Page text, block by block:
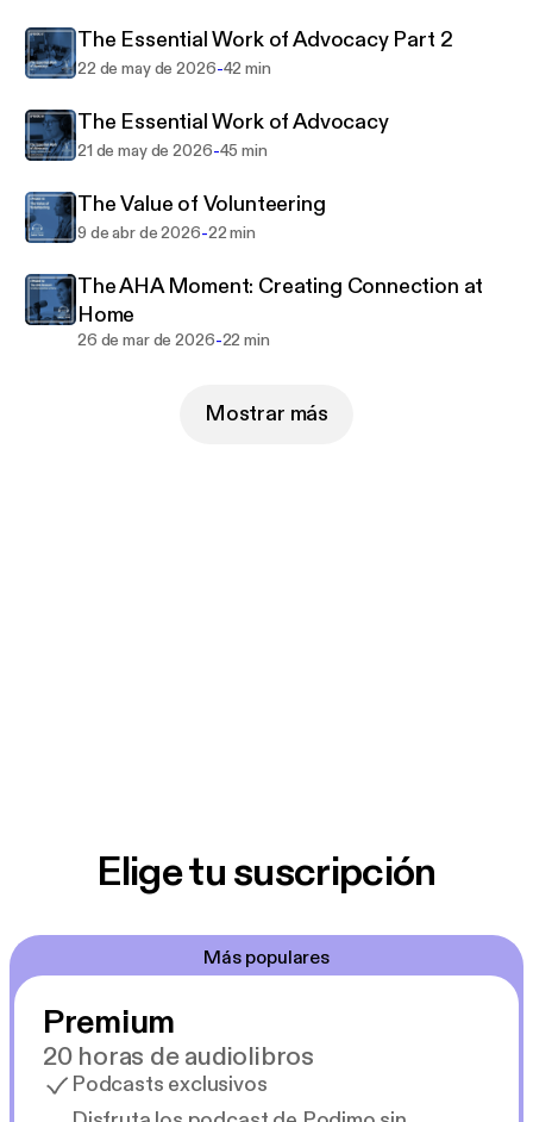
we’re glad you’re here.
Washington. We offer Early Support, Early Learning,
and Pediatric Therapy programs for families with
children birth through elementary school.
The Essential Work of Advocacy Part 2
22 de may de 2026-42 min
The Essential Work of Advocacy
21 de may de 2026-45 min
The Value of Volunteering
9 de abr de 2026-22 min
The AHA Moment: Creating Connection at
Home
26 de mar de 2026-22 min
Mostrar más
Elige tu suscripción
Más populares
Premium
20 horas de audiolibros
Podcasts exclusivos